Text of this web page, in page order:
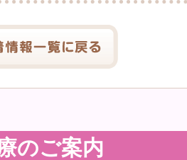
のご案内